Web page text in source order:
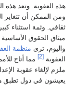
هذه العقوبة. وتعد هذه
ومن الممكن أن
ثقافي. وثمة استثناء
ميثاق الحقوق الأساسية
واليوم، ترى منظمة
العقوبة [2]
مما أتاح
ملزم لإلغاء عقوبة
يعيشون في دول تطبق